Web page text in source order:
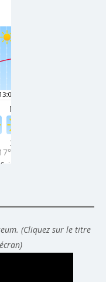
(Cliquez sur le titre